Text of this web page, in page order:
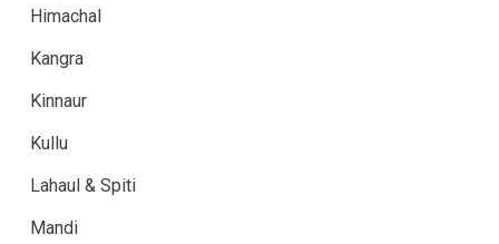
Himachal
Kangra
Kinnaur
Kullu
Lahaul & Spiti
Mandi